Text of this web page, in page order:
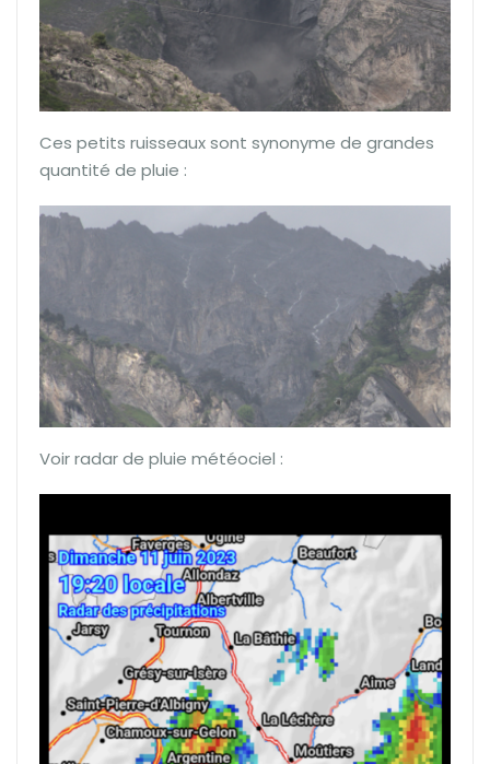
Ces petits ruisseaux sont synonyme de grandes
quantité de pluie :
Voir radar de pluie météociel :